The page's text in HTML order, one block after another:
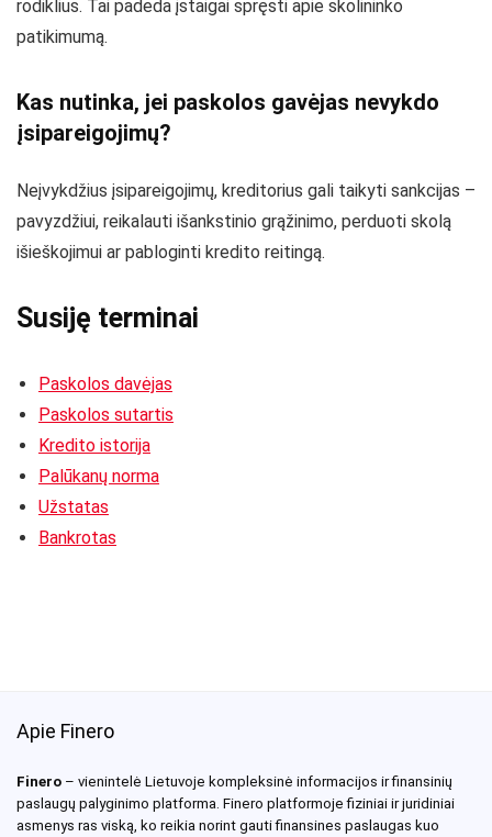
rodiklius. Tai padeda įstaigai spręsti apie skolininko
patikimumą.
Kas nutinka, jei paskolos gavėjas nevykdo
įsipareigojimų?
Neįvykdžius įsipareigojimų, kreditorius gali taikyti sankcijas –
pavyzdžiui, reikalauti išankstinio grąžinimo, perduoti skolą
išieškojimui ar pabloginti kredito reitingą.
Susiję terminai
Paskolos davėjas
Paskolos sutartis
Kredito istorija
Palūkanų norma
Užstatas
Bankrotas
Apie Finero
Finero – vienintelė Lietuvoje kompleksinė informacijos ir finansinių
paslaugų palyginimo platforma. Finero platformoje fiziniai ir juridiniai
asmenys ras viską, ko reikia norint gauti finansines paslaugas kuo